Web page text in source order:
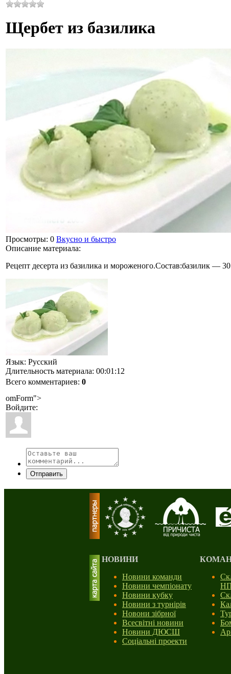
Щербет из базилика
Просмотры: 0 Вкусно и быстро
Описание материала:
Рецепт десерта из базилика и мороженого.Состав:базилик —
Язык: Русский
Длительность материала: 00:01:12
Всего комментариев: 0
omForm">
Войдите:
Отправить
НОВИНИ
Новини команди
Новини чемпіонату
Новини кубку
Новини з турнірів
Новони зібрної
Всесвітні новини
Новини ДЮСШ
Соціальні проекти